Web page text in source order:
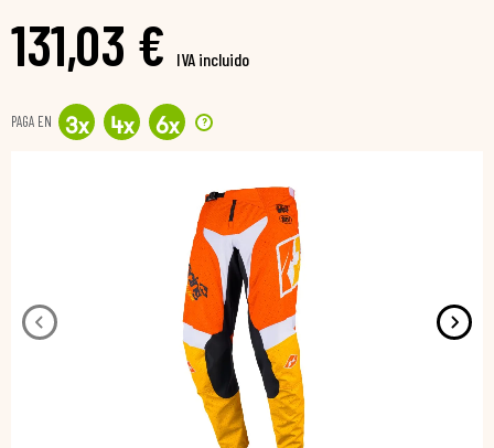
131,03 € IVA incluido
PAGA EN 3x 4x 6x ?